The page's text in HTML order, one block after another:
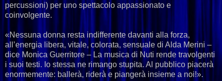
percussioni) per uno spettacolo appassionato e
coinvolgente.
«Nessuna donna resta indifferente davanti alla forza,
all’energia libera, vitale, colorata, sensuale di Alda Merini –
dice Monica Guerritore – La musica di Nuti rende travolgenti
i suoi testi. Io stessa ne rimango stupita. Al pubblico piacerà
enormemente: ballerà, riderà e piangerà insieme a noi!».